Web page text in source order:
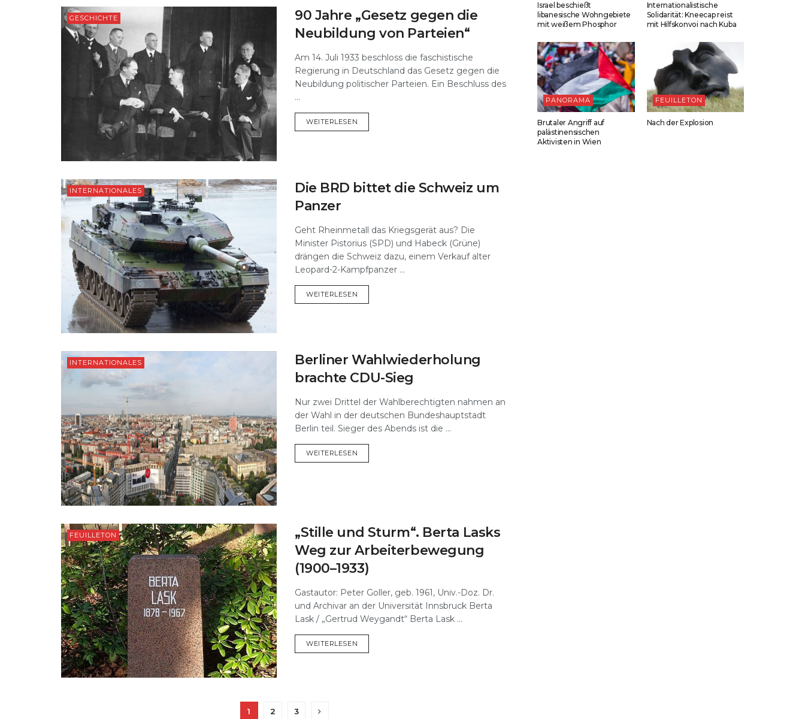
GESCHICHTE
90 Jahre „Gesetz gegen die
Neubildung von Parteien“
Am 14. Juli 1933 beschloss die faschistische
Regierung in Deutschland das Gesetz gegen die
Neubildung politischer Parteien. Ein Beschluss des
...
WEITERLESEN
INTERNATIONALES
Die BRD bittet die Schweiz um
Panzer
Geht Rheinmetall das Kriegsgerät aus? Die
Minister Pistorius (SPD) und Habeck (Grüne)
drängen die Schweiz dazu, einem Verkauf alter
Leopard-2-Kampfpanzer ...
WEITERLESEN
INTERNATIONALES
Berliner Wahlwiederholung
brachte CDU-Sieg
Nur zwei Drittel der Wahlberechtigten nahmen an
der Wahl in der deutschen Bundeshauptstadt
Berlin teil. Sieger des Abends ist die ...
WEITERLESEN
FEUILLETON
„Stille und Sturm“. Berta Lasks
Weg zur Arbeiterbewegung
(1900–1933)
Gastautor: Peter Goller, geb. 1961, Univ.-Doz. Dr.
und Archivar an der Universität Innsbruck Berta
Lask / „Gertrud Weygandt“ Berta Lask ...
WEITERLESEN
1 2 3
Israel beschießt
libanesische Wohngebiete
mit weißem Phosphor
Internationalistische
Solidarität: Kneecap reist
mit Hilfskonvoi nach Kuba
PANORAMA
Brutaler Angriff auf
palästinensischen
Aktivisten in Wien
FEUILLETON
Nach der Explosion